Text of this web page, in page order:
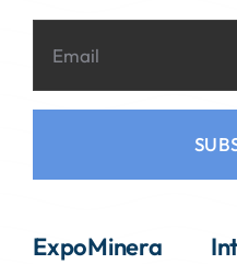
ExpoMinera